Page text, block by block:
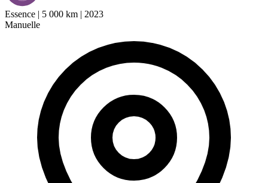
Essence | 5 000 km | 2023
Manuelle